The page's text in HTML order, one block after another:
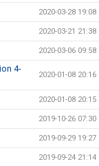
2020-03-28 19:08
2020-03-21 21:38
2020-03-06 09:58
4-
2020-01-08 20:16
2020-01-08 20:15
2019-10-26 07:30
2019-09-29 19:27
2019-09-24 21:14